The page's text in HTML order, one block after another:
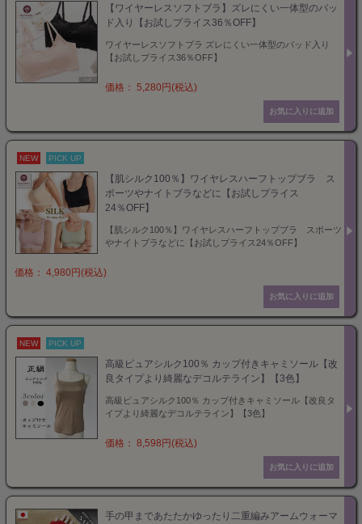
【ワイヤーレスソフトブラ】ズレにくい一体型のパッ
ド入り【お試しプライス36％OFF】
ワイヤーレスソフトブラ ズレにくい一体型のパッド入り
【お試しプライス36％OFF】
価格： 5,280円(税込)
NEW PICK UP
【肌シルク100％】ワイヤレスハーフトップブラ ス
ポーツやナイトブラなどに【お試しプライス
24％OFF】
【肌シルク100％】ワイヤレスハーフトップブラ スポーツ
やナイトブラなどに【お試しプライス24％OFF】
価格： 4,980円(税込)
NEW PICK UP
高級ピュアシルク100％ カップ付きキャミソール【改
良タイプより綺麗なデコルテライン】【3色】
高級ピュアシルク100％ カップ付きキャミソール【改良タ
イプより綺麗なデコルテライン】【3色】
価格： 8,598円(税込)
手の甲まであたたかゆったり二重編みアームウォーマ